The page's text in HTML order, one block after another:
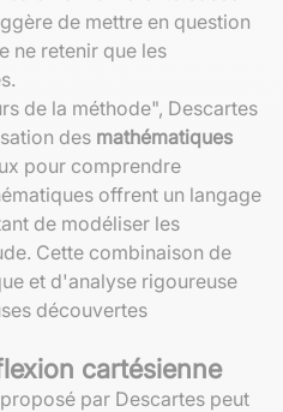
de mettre en question
ne retenir que les
de la méthode", Descartes
des mathématiques
pour comprendre
offrent un langage
de modéliser les
Cette combinaison de
et d'analyse rigoureuse
découvertes
cartésienne
par Descartes peut